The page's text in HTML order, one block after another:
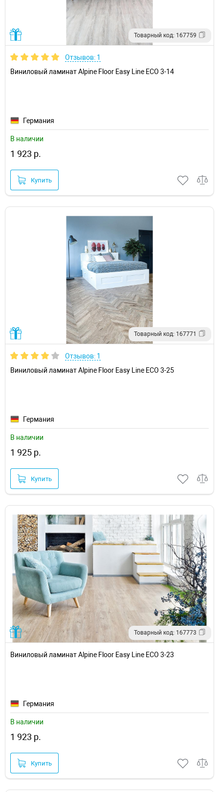
Товарный код: 167759
Отзывов: 1
Виниловый ламинат Alpine Floor Easy Line ECO 3-14
Германия
В наличии
1 923 р.
Купить
Товарный код: 167771
Отзывов: 1
Виниловый ламинат Alpine Floor Easy Line ECO 3-25
Германия
В наличии
1 925 р.
Купить
Товарный код: 167773
Виниловый ламинат Alpine Floor Easy Line ECO 3-23
Германия
В наличии
1 923 р.
Купить